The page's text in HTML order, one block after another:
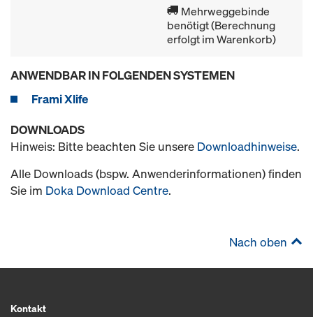
Mehrweggebinde
benötigt (Berechnung
erfolgt im Warenkorb)
ANWENDBAR IN FOLGENDEN SYSTEMEN
Frami Xlife
DOWNLOADS
Hinweis: Bitte beachten Sie unsere Downloadhinweise.
Alle Downloads (bspw. Anwenderinformationen) finden
Sie im Doka Download Centre.
Nach oben
Kontakt